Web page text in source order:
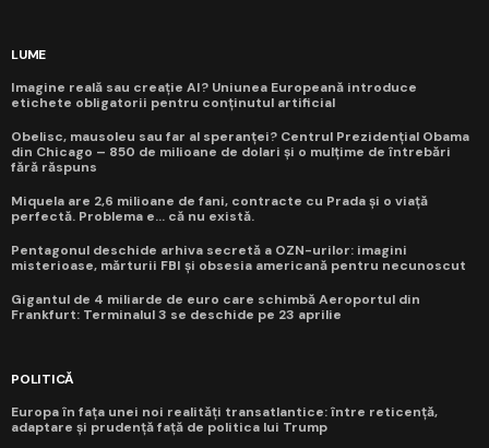
LUME
Imagine reală sau creație AI? Uniunea Europeană introduce
etichete obligatorii pentru conținutul artificial
Obelisc, mausoleu sau far al speranței? Centrul Prezidențial Obama
din Chicago – 850 de milioane de dolari și o mulțime de întrebări
fără răspuns
Miquela are 2,6 milioane de fani, contracte cu Prada și o viață
perfectă. Problema e... că nu există.
Pentagonul deschide arhiva secretă a OZN-urilor: imagini
misterioase, mărturii FBI și obsesia americană pentru necunoscut
Gigantul de 4 miliarde de euro care schimbă Aeroportul din
Frankfurt: Terminalul 3 se deschide pe 23 aprilie
POLITICĂ
Europa în fața unei noi realități transatlantice: între reticență,
adaptare și prudență față de politica lui Trump